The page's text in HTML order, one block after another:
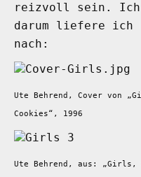
reizvoll sein. Ich
darum liefere
nach:
Ute Behrend, Cover von
Cookies“, 1996
Ute Behrend, aus: „Girls,